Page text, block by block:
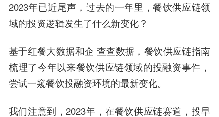
2023年已近尾声，过去的一年里，餐饮供应链领
域的投资逻辑发生了什么新变化？
基于红餐大数据和企 查查数据，餐饮供应链指南
梳理了今年以来餐饮供应链领域的投融资事件，
尝试一窥餐饮投融资环境的最新变化。
我们注意到，2023年，在餐饮供应链赛道，投早